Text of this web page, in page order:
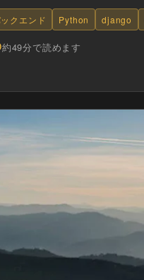
クエンド Python django
約49分で読めます